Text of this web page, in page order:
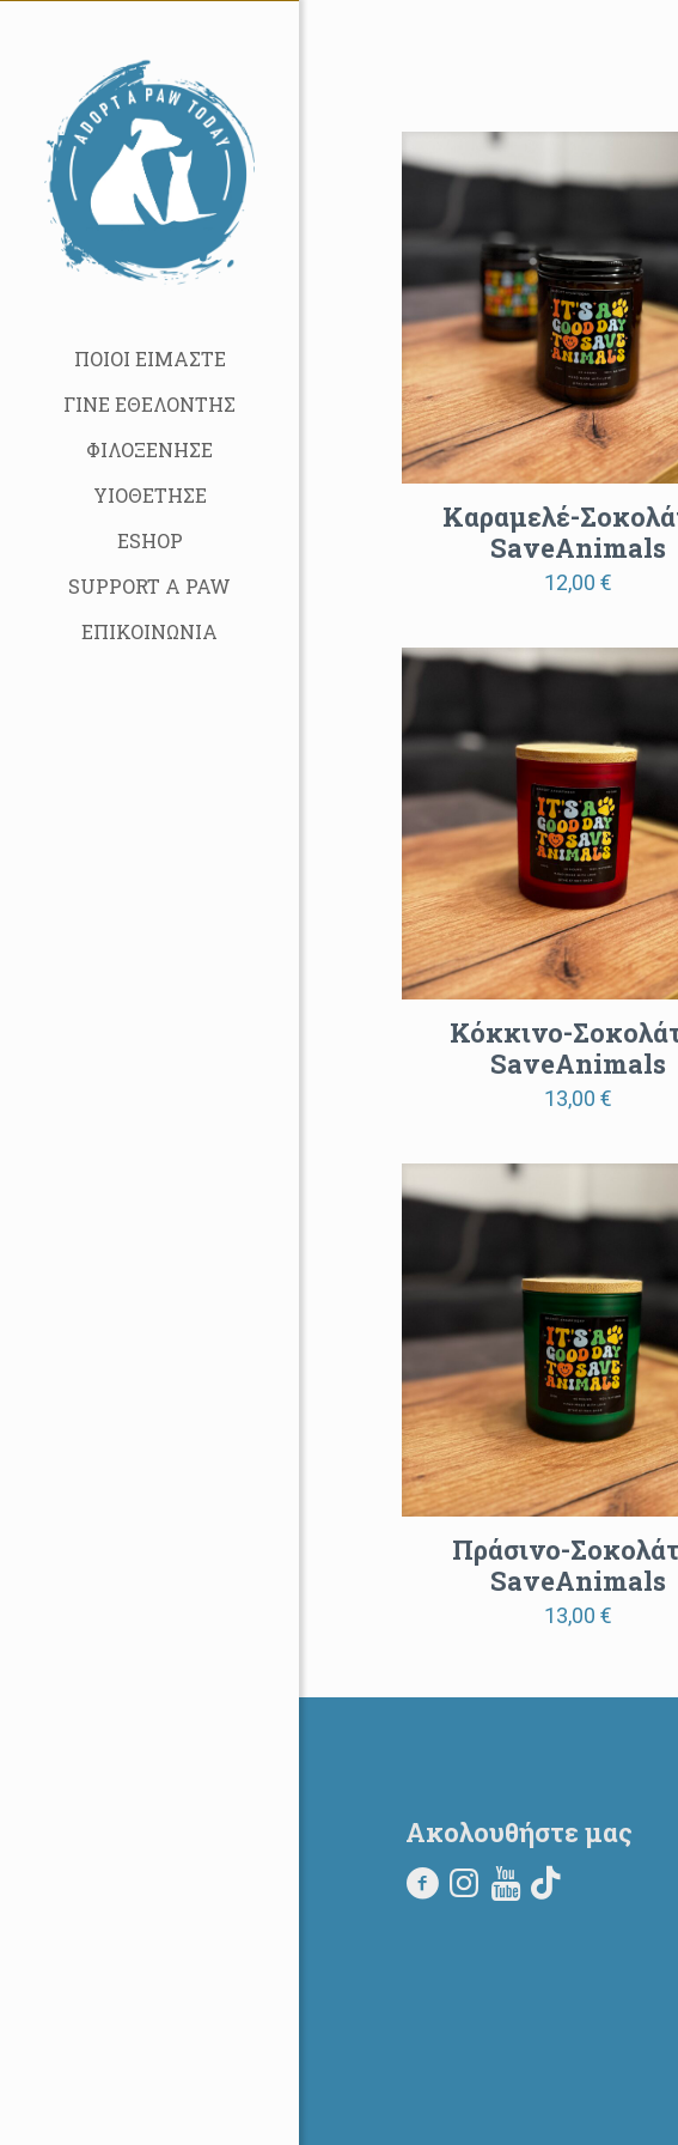
ΠΟΙΟΙ ΕΙΜΑΣΤΕ
ΓΙΝΕ ΕΘΕΛΟΝΤΗΣ
ΦΙΛΟΞΕΝΗΣΕ
ΥΙΟΘΕΤΗΣΕ
ESHOP
SUPPORT A PAW
ΕΠΙΚΟΙΝΩΝΙΑ
Καραμελέ-
SaveAnimals
12,00 €
Κόκκινο-
SaveAnimals
13,00 €
Πράσινο-
SaveAnimals
13,00 €
Ακολουθήστε μας